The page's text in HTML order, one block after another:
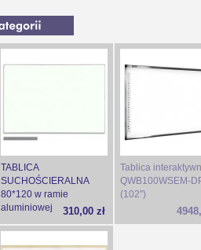
TABLICA
SUCHOŚCIERALNA
80*120 w ramie
aluminiowej
310,00 zł
Tablica
QWB100WSEM-
(102")